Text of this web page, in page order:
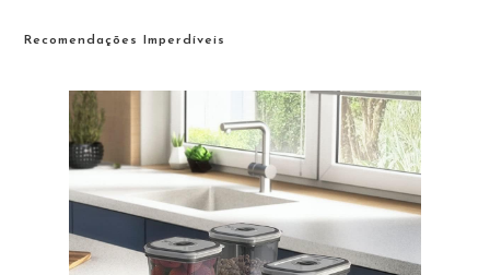
Recomendações Imperdíveis